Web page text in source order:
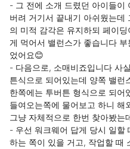
- 그 전에 소개 드렸던 아이들이
버려 거기서 끝내기 아쉬웠는데
의 미적 감각은 유지하되 페이
게 먹어서 밸런스가 좋습니다
었어요😊
- 다음으로, 소매비죠입니다 사
튼식으로 되어있는데 양쪽 밸런
한쪽에는 투버튼 형식으로 되어
들여오는쪽에 물어보고 하니 해
그냥 자체적으로 한번 찾아봤
- 우선 워크웨어 답게 당시 일할
하는 쪽이 있을 거고, 작업할 때